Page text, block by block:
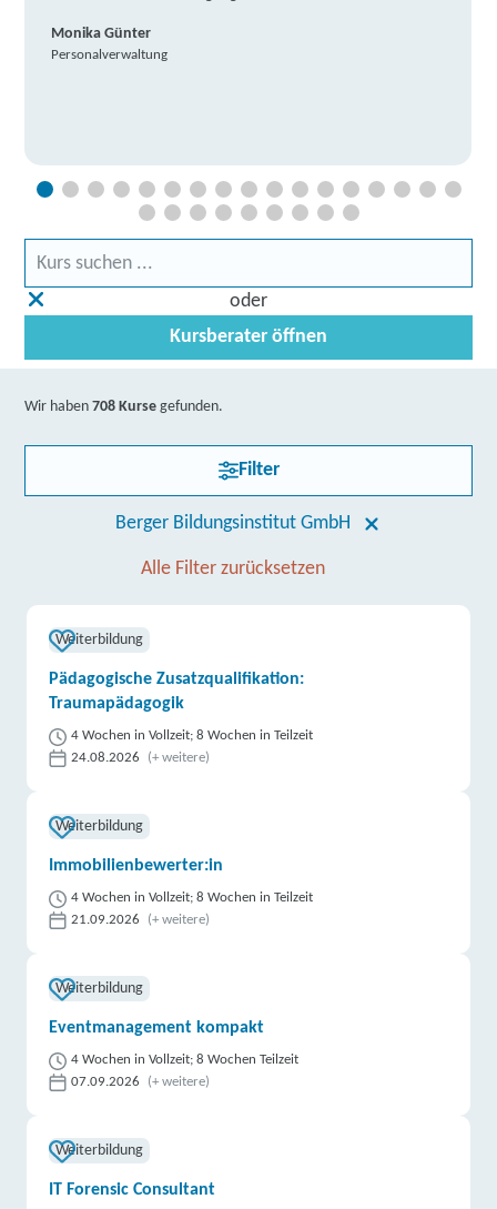
Monika Günter
Personalverwaltung
oder
Kursberater öffnen
Wir haben708 Kurse gefunden.
Filter
Berger Bildungsinstitut GmbH
Alle Filter zurücksetzen
Weiterbildung
Pädagogische Zusatzqualifikation:
Traumapädagogik
4 Wochen in Vollzeit; 8 Wochen in Teilzeit
24.08.2026
(+ weitere)
Weiterbildung
Immobilienbewerter:in
4 Wochen in Vollzeit; 8 Wochen in Teilzeit
21.09.2026
(+ weitere)
Weiterbildung
Eventmanagement kompakt
4 Wochen in Vollzeit; 8 Wochen Teilzeit
07.09.2026
(+ weitere)
Weiterbildung
IT Forensic Consultant